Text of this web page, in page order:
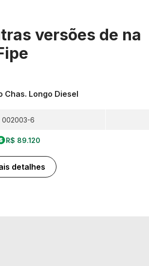
versões de na
Chas. Longo Diesel
002003-6
R$ 89.120
detalhes